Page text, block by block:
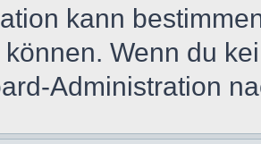
kann
Wenn du
Administration